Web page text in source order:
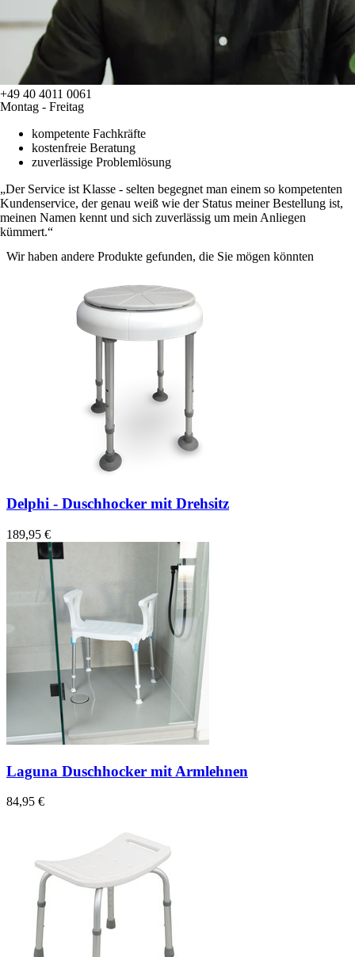
+49 40 4011 0061
Montag - Freitag
kompetente Fachkräfte
kostenfreie Beratung
zuverlässige Problemlösung
Der Service ist Klasse - selten begegnet man einem so kompetenten
Kundenservice, der genau weiß wie der Status meiner Bestellung ist,
meinen Namen kennt und sich zuverlässig um mein Anliegen
kümmert.
Wir haben andere Produkte gefunden, die Sie mögen könnten
Delphi - Duschhocker mit Drehsitz
189,95 €
Laguna Duschhocker mit Armlehnen
84,95 €